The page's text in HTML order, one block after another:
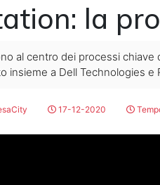
la
al centro dei processi
insieme a Dell Technologies e
17-12-2020